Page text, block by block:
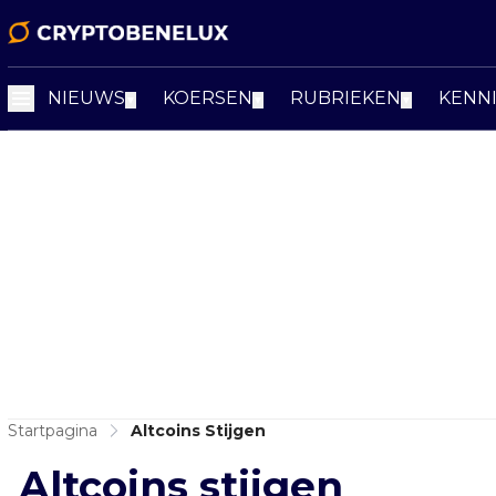
NIEUWS KOERSEN RUBRIEKEN
Startpagina Altcoins Stijgen
Altcoins stijgen